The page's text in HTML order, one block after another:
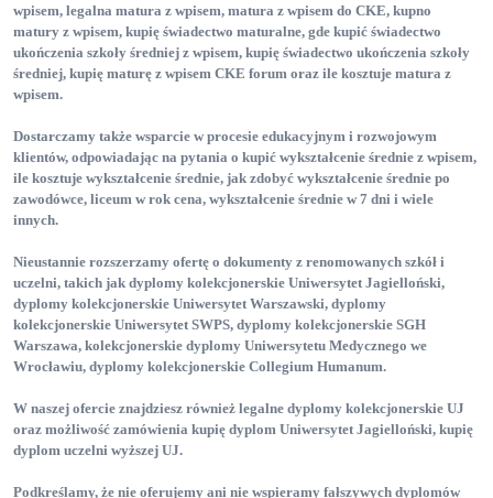
wpisem, legalna matura z wpisem, matura z wpisem do CKE, kupno
matury z wpisem, kupię świadectwo maturalne, gde kupić świadectwo
ukończenia szkoły średniej z wpisem, kupię świadectwo ukończenia szkoły
średniej, kupię maturę z wpisem CKE forum oraz ile kosztuje matura z
wpisem.
Dostarczamy także wsparcie w procesie edukacyjnym i rozwojowym
klientów, odpowiadając na pytania o kupić wykształcenie średnie z wpisem,
ile kosztuje wykształcenie średnie, jak zdobyć wykształcenie średnie po
zawodówce, liceum w rok cena, wykształcenie średnie w 7 dni i wiele
innych.
Nieustannie rozszerzamy ofertę o dokumenty z renomowanych szkół i
uczelni, takich jak dyplomy kolekcjonerskie Uniwersytet Jagielloński,
dyplomy kolekcjonerskie Uniwersytet Warszawski, dyplomy
kolekcjonerskie Uniwersytet SWPS, dyplomy kolekcjonerskie SGH
Warszawa, kolekcjonerskie dyplomy Uniwersytetu Medycznego we
Wrocławiu, dyplomy kolekcjonerskie Collegium Humanum.
W naszej ofercie znajdziesz również legalne dyplomy kolekcjonerskie UJ
oraz możliwość zamówienia kupię dyplom Uniwersytet Jagielloński, kupię
dyplom uczelni wyższej UJ.
Podkreślamy, że nie oferujemy ani nie wspieramy fałszywych dyplomów